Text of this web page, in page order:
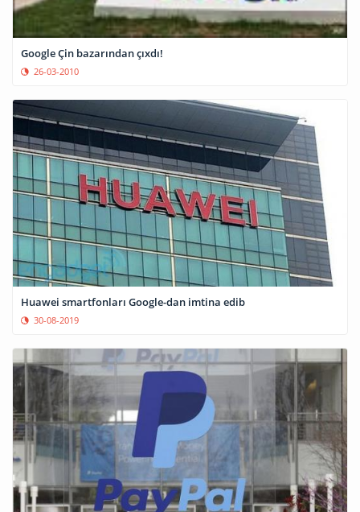
Google Çin bazarından çıxdı!
26-03-2010
Huawei smartfonları Google-dan imtina edib
30-08-2019